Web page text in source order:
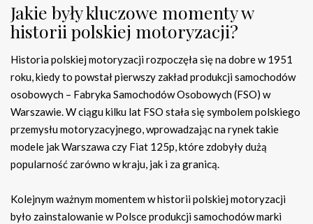
Jakie były kluczowe momenty w
historii polskiej motoryzacji?
Historia polskiej motoryzacji rozpoczęła się na dobre w 1951
roku, kiedy to powstał pierwszy zakład produkcji samochodów
osobowych – Fabryka Samochodów Osobowych (FSO) w
Warszawie. W ciągu kilku lat FSO stała się symbolem polskiego
przemysłu motoryzacyjnego, wprowadzając na rynek takie
modele jak Warszawa czy Fiat 125p, które zdobyły dużą
popularność zarówno w kraju, jak i za granicą.
Kolejnym ważnym momentem w historii polskiej motoryzacji
było zainstalowanie w Polsce produkcji samochodów marki